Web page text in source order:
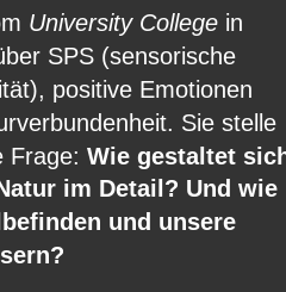
University College in
SPS (sensorische
positive Emotionen
Sie stelle
Frage: Wie gestaltet
im Detail? Und wie
und unsere